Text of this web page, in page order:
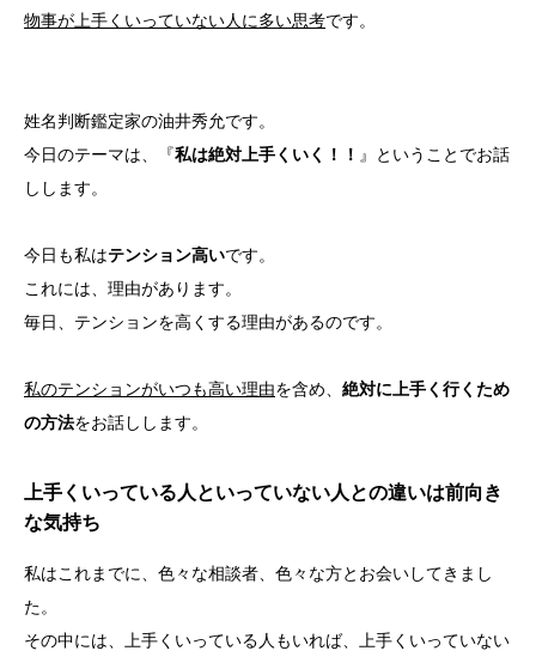
物事が上手くいっていない人に多い思考です。
姓名判断鑑定家の油井秀允です。
今日のテーマは、『私は絶対上手くいく！！ 』ということでお話
しします。
今日も私はテンション高いです。
これには、理由があります。
毎日、テンションを高くする理由があるのです。
私のテンションがいつも高い理由を含め、 絶対に上手く行くため
の方法をお話しします。
上手くいっている人といっていない人との違いは前向き
な気持ち
私はこれまでに、色々な相談者、色々な方とお会いしてきまし
た。
その中には、上手くいっている人もいれば、上手くいっていない